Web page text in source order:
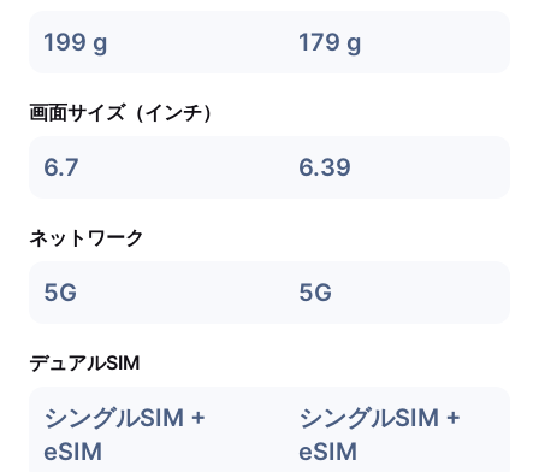
199 g 179 g
画面サイズ（インチ）
6.7 6.39
ネットワーク
5G 5G
デュアルSIM
シングルSIM +
eSIM
シングルSIM +
eSIM